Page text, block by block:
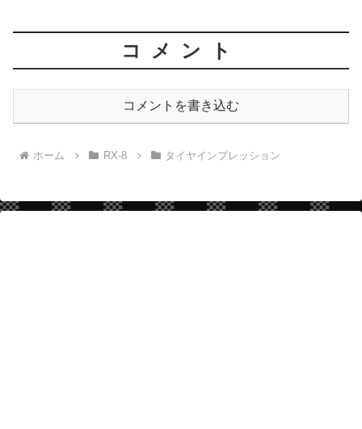
コメント
コメントを書き込む
ホーム RX-8 タイヤインプレッション